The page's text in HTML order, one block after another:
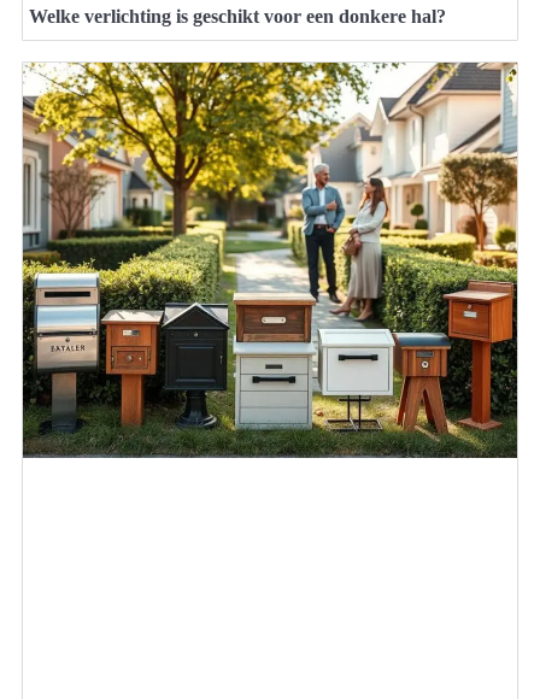
Welke verlichting is geschikt voor een donkere hal?